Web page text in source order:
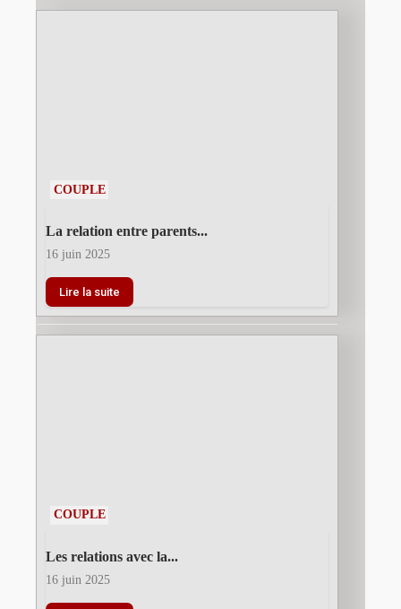
COUPLE
La relation entre parents...
16 juin 2025
Lire la suite
COUPLE
Les relations avec la...
16 juin 2025